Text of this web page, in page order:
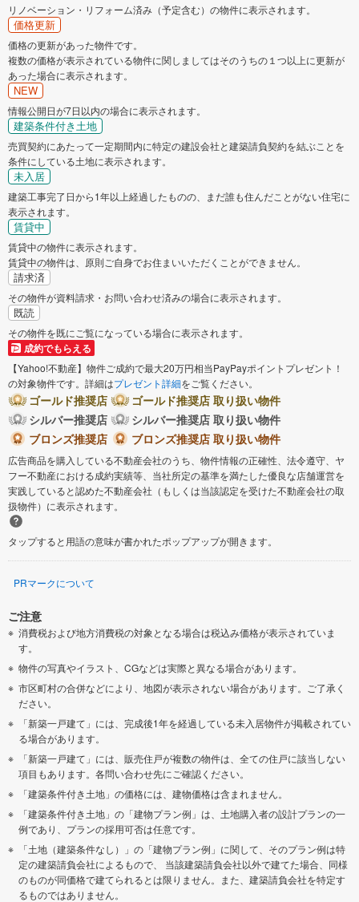
リノベーション・リフォーム済み（予定含む）の物件に表示されます。
価格更新
価格の更新があった物件です。
複数の価格が表示されている物件に関しましてはそのうちの１つ以上に更新が
あった場合に表示されます。
NEW
情報公開日が7日以内の場合に表示されます。
建築条件付き土地
売買契約にあたって一定期間内に特定の建設会社と建築請負契約を結ぶことを
条件にしている土地に表示されます。
未入居
建築工事完了日から1年以上経過したものの、まだ誰も住んだことがない住宅に
表示されます。
賃貸中
賃貸中の物件に表示されます。
賃貸中の物件は、原則ご自身でお住まいいただくことができません。
請求済
その物件が資料請求・お問い合わせ済みの場合に表示されます。
既読
その物件を既にご覧になっている場合に表示されます。
成約でもらえる
【Yahoo!不動産】物件ご成約で最大20万円相当PayPayポイントプレゼント！
の対象物件です。詳細はプレゼント詳細をご覧ください。
ゴールド推奨店
ゴールド推奨店 取り扱い物件
シルバー推奨店
シルバー推奨店 取り扱い物件
ブロンズ推奨店
ブロンズ推奨店 取り扱い物件
広告商品を購入している不動産会社のうち、物件情報の正確性、法令遵守、ヤ
フー不動産における成約実績等、当社所定の基準を満たした優良な店舗運営を
実践していると認めた不動産会社（もしくは当該認定を受けた不動産会社の取
扱物件）に表示されます。
タップすると用語の意味が書かれたポップアップが開きます。
PRマークについて
ご注意
消費税および地方消費税の対象となる場合は税込み価格が表示されていま
す。
物件の写真やイラスト、CGなどは実際と異なる場合があります。
市区町村の合併などにより、地図が表示されない場合があります。ご了承く
ださい。
「新築一戸建て」には、完成後1年を経過している未入居物件が掲載されてい
る場合があります。
「新築一戸建て」には、販売住戸が複数の物件は、全ての住戸に該当しない
項目もあります。各問い合わせ先にご確認ください。
「建築条件付き土地」の価格には、建物価格は含まれません。
「建築条件付き土地」の「建物プラン例」は、土地購入者の設計プランの一
例であり、プランの採用可否は任意です。
「土地（建築条件なし）」の「建物プラン例」に関して、そのプラン例は特
定の建築請負会社によるもので、 当該建築請負会社以外で建てた場合、同様
のものが同価格で建てられるとは限りません。また、建築請負会社を特定す
るものではありません。